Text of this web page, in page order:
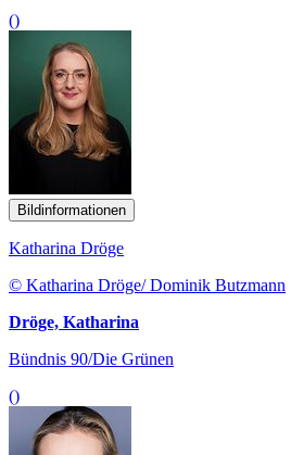
()
Bildinformationen
Katharina Dröge
© Katharina Dröge/ Dominik Butzmann
Dröge, Katharina
Bündnis 90/Die Grünen
()